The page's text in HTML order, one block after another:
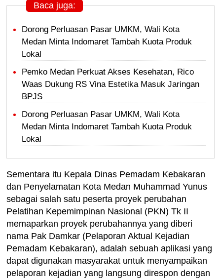
Baca juga:
Dorong Perluasan Pasar UMKM, Wali Kota
Medan Minta Indomaret Tambah Kuota Produk
Lokal
Pemko Medan Perkuat Akses Kesehatan, Rico
Waas Dukung RS Vina Estetika Masuk Jaringan
BPJS
Dorong Perluasan Pasar UMKM, Wali Kota
Medan Minta Indomaret Tambah Kuota Produk
Lokal
Sementara itu Kepala Dinas Pemadam Kebakaran
dan Penyelamatan Kota Medan Muhammad Yunus
sebagai salah satu peserta proyek perubahan
Pelatihan Kepemimpinan Nasional (PKN) Tk II
memaparkan proyek perubahannya yang diberi
nama Pak Damkar (Pelaporan Aktual Kejadian
Pemadam Kebakaran), adalah sebuah aplikasi yang
dapat digunakan masyarakat untuk menyampaikan
pelaporan kejadian yang langsung direspon dengan